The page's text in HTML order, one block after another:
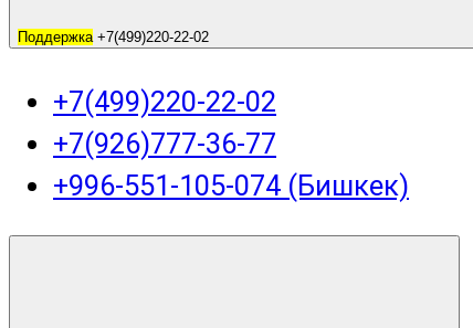
Поддержка +7(499)220-22-02
+7(499)220-22-02
+7(926)777-36-77
+996-551-105-074 (Бишкек)